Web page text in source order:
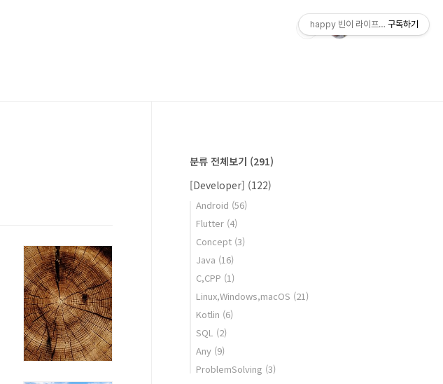
분류 전체보기 (291)
[Developer] (122)
Android (56)
Flutter (4)
Concept (3)
Java (16)
C,CPP (1)
Linux,Windows,macOS (21)
Kotlin (6)
SQL (2)
Any (9)
ProblemSolving (3)
happy 빈이 라이프스토리구독하기